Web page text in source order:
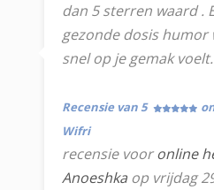
dan 5 sterren waard .
gezonde dosis humor
snel op je gemak
Recensie van 5
Wifri
recensie vooronline
Anoeshka op vrijdag